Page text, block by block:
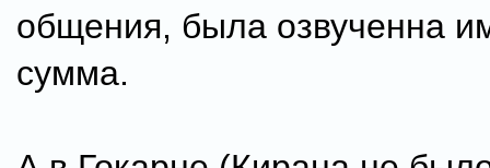
общения, была озвученна
сумма.